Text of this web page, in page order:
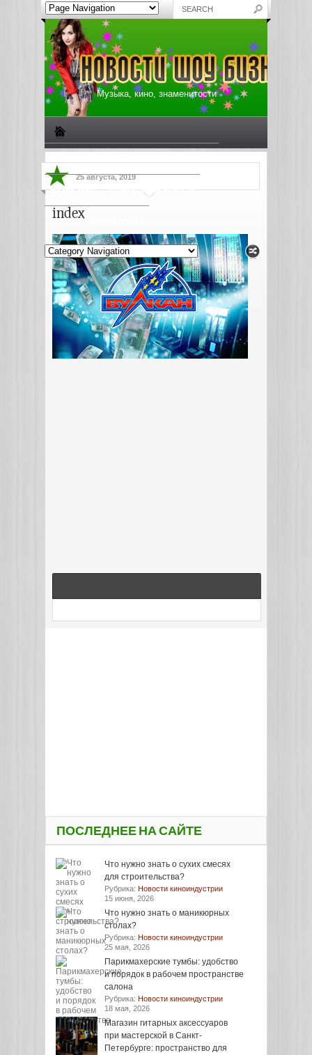
Музыка, кино, знаменитости
Жизнь звезд Музыкальные новости
Новости киноиндустрии
25 августа, 2019
index
ПОСЛЕДНЕЕ НА САЙТЕ
Что нужно знать о сухих смесях
для строительства?
Рубрика: Новости киноиндустрии
15 июня, 2026
Что нужно знать о маникюрных
столах?
Рубрика: Новости киноиндустрии
25 мая, 2026
Парикмахерские тумбы: удобство
и порядок в рабочем пространстве
салона
Рубрика: Новости киноиндустрии
18 мая, 2026
Магазин гитарных аксессуаров
при мастерской в Санкт-
Петербурге: пространство для